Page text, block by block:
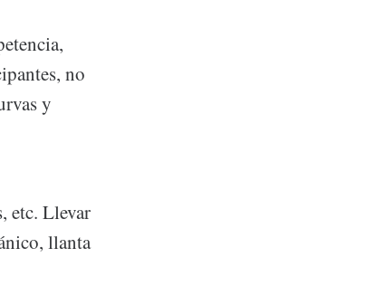
no
y
etc. Llevar
llanta